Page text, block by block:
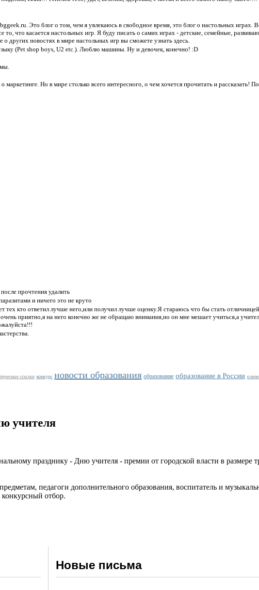
Это блог о том, чем я увлекаюсь в свободное время, это блог о настольных играх.
что касается настольных игр. Я буду писать о самих играх - детские, семейные,
других новостях в мире настольных игр вы сможете узнать здесь.
(Pet shop boys, U2 etc.). Люблю машины. Ну и девочек, конечно! :D
маркетинге. Но в мире столько всего интересного, о чем хочется прочитать и рассказать!
прочтения удалить
и ничего это не круто
тех кто ответил лучше него,или получил лучше оценку.Я стараюсь что бы стать
приятно,я на него конечно же не обращаю внимания,но он мне мешает учиться,а
ссылки конкурс новости образования образование образование в России
учителя
празднику - Дню учителя - премии от городской власти в размере
педагоги дополнительного образования, воспитатель и
отбор.
Новые письма